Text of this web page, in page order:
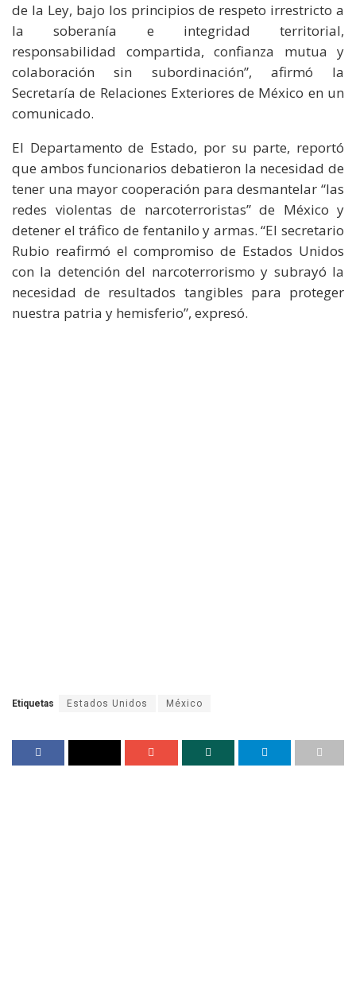
de la Ley, bajo los principios de respeto irrestricto a
la soberanía e integridad territorial,
responsabilidad compartida, confianza mutua y
colaboración sin subordinación”, afirmó la
Secretaría de Relaciones Exteriores de México en un
comunicado.
El Departamento de Estado, por su parte, reportó
que ambos funcionarios debatieron la necesidad de
tener una mayor cooperación para desmantelar “las
redes violentas de narcoterroristas” de México y
detener el tráfico de fentanilo y armas. “El secretario
Rubio reafirmó el compromiso de Estados Unidos
con la detención del narcoterrorismo y subrayó la
necesidad de resultados tangibles para proteger
nuestra patria y hemisferio”, expresó.
Etiquetas Estados Unidos México